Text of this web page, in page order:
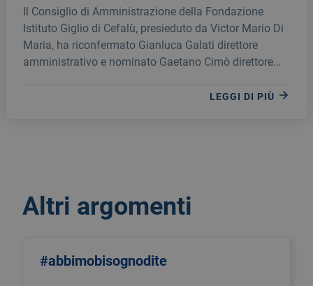
Il Consiglio di Amministrazione della Fondazione
Istituto Giglio di Cefalù, presieduto da Victor Mario Di
Maria, ha riconfermato Gianluca Galati direttore
amministrativo e nominato Gaetano Cimò direttore
LEGGI DI PIÙ
Altri argomenti
#abbimobisognodite